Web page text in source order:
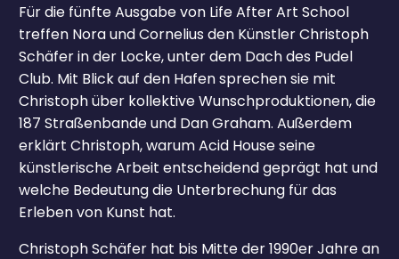
Für die fünfte Ausgabe von Life After Art School
treffen Nora und Cornelius den Künstler Christoph
Schäfer in der Locke, unter dem Dach des Pudel
Club. Mit Blick auf den Hafen sprechen sie mit
Christoph über kollektive Wunschproduktionen, die
187 Straßenbande und Dan Graham. Außerdem
erklärt Christoph, warum Acid House seine
künstlerische Arbeit entscheidend geprägt hat und
welche Bedeutung die Unterbrechung für das
Erleben von Kunst hat.
Christoph Schäfer hat bis Mitte der 1990er Jahre an